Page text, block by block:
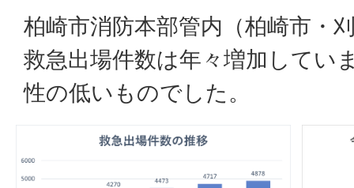
柏崎市消防本部管内（柏崎市・
救急出場件数は年々増加してい
性の低いものでした。